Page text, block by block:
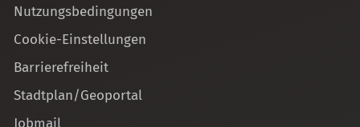
Nutzungsbedingungen
Cookie-Einstellungen
Barrierefreiheit
Stadtplan/Geoportal
Jobmail